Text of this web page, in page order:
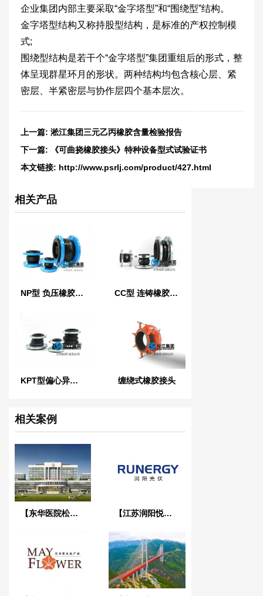
企业集团内部主要采取“金字塔型”和“围绕型”结构。
金字塔型结构又称持股型结构，是标准的产权控制模
式;
围绕型结构是若干个“金字塔型”集团重组后的形式，整
体呈现群星环月的形状。两种结构均包含核心层、紧
密层、半紧密层与协作层四个基本层次。
上一篇: 淞江集团三元乙丙橡胶含量检验报告
下一篇:
《可曲挠橡胶接头》特种设备型式试验证书
本文链接: http://www.psrlj.com/product/427.html
相关产品
NP型 负压橡胶接头 CC型 连铸橡胶软连接
KPT型偏心异径橡胶接头 缠绕式橡胶接头
相关案例
【东华医院松山湖院区3号心脑血管大楼】减振降噪合同 【江苏润阳悦达光伏】橡胶接头合同